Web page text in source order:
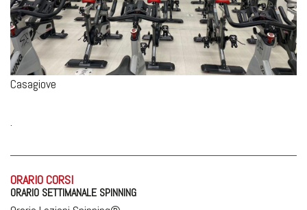
Casagiove
.
ORARIO CORSI
ORARIO SETTIMANALE SPINNING